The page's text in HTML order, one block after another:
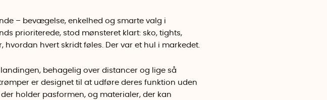
– bevægelse, enkelhed og smarte valg i
prioriterede, stod mønsteret klart: sko, tights,
hvert skridt føles. Der var et hul i markedet.
behagelig over distancer og lige så
er designet til at udføre deres funktion uden
holder pasformen, og materialer, der kan